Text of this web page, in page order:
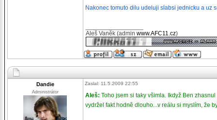
Nakonec tomuto dilu udeluji slabsi jednicku a uz
Aleš Vaněk (admin www.AFC11.cz)
Dandie
Administrátor
Zaslal: 11.5.2009 22:55
Aleš: Toho jsem si taky všimla. Ikdyž Ben
vydržel fakt hodně dlouho...v reálu si myslím, že